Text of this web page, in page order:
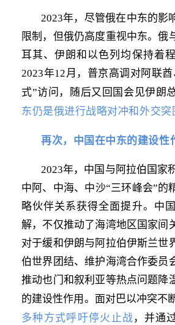
2023年，尽管俄在中东的影
限制，但俄仍高度重视中东。俄
耳其、伊朗和以色列均保持着
2023年12月，普京高调对阿联
式”访问，随后又回国会见伊朗
东仍是俄进行战略对冲和外交突
再次，中国在中东的建设性
2023年，中国与阿拉伯国家
中阿、中海、中沙“三环峰会”的
略伙伴关系获得全面提升。中
解，不仅推动了海湾地区国家间
对于缓和伊朗与阿拉伯伊斯兰世
伯世界团结、维护海湾合作委员
推动也门和叙利亚等热点问题降
的建设性作用。面对巴以冲突不
多种方式呼吁停火止战 ，并通